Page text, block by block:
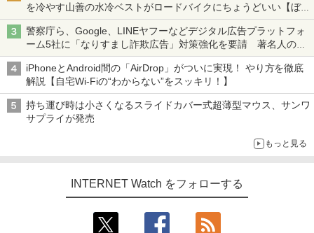
を冷やす山善の水冷ベストがロードバイクにちょうどいい【ぼっ
ち・ざ・ろーど！その14】【空いた時間でなにしてる？】
警察庁ら、Google、LINEヤフーなどデジタル広告プラットフォ
ーム5社に「なりすまし詐欺広告」対策強化を要請 著名人の写
真や映像を使った投資詐欺などへの対策として
iPhoneとAndroid間の「AirDrop」がついに実現！ やり方を徹底
解説【自宅Wi-Fiの“わからない”をスッキリ！】
持ち運び時は小さくなるスライドカバー式超薄型マウス、サンワ
サプライが発売
もっと見る
INTERNET Watch をフォローする